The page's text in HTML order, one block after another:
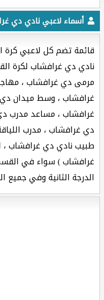
أسماء لاعبي نادي دي
قائمة تضم كل لاعبي كرة
نادي دي غرافشاب لكرة
مرمى دي غرافشاب ،
غرافشاب ، وسط ميدان
غرافشاب ، مساعد مدرب
دي غرافشاب ، مدرب
طبيب نادي دي غرافشاب ،
غرافشاب ) سواء في القسم
الدرجة الثانية وفي جميع